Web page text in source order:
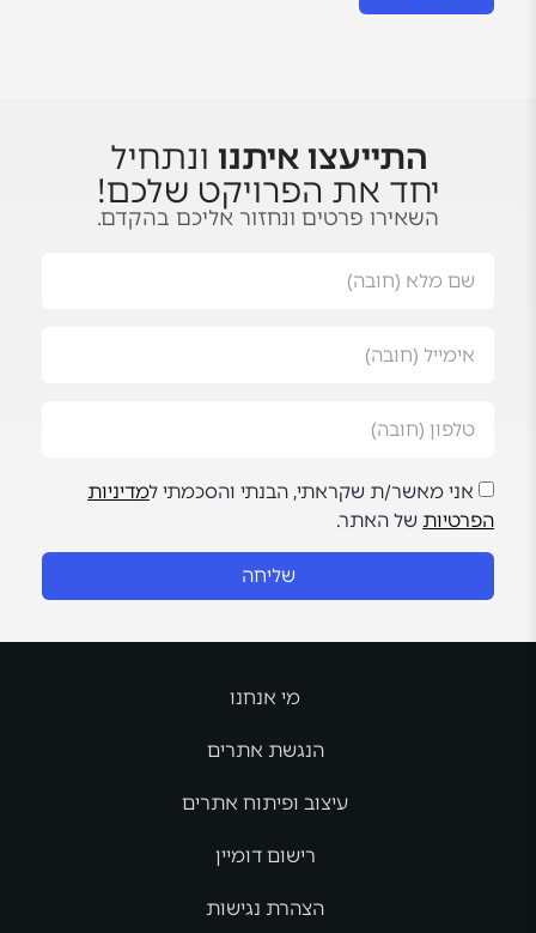
התייעצו איתנו ונתחיל
יחד את הפרויקט שלכם!
השאירו פרטים ונחזור אליכם בהקדם.
אני מאשר/ת שקראתי, הבנתי והסכמתי למדיניות
הפרטיות של האתר.
שליחה
מי אנחנו
הנגשת אתרים
עיצוב ופיתוח אתרים
רישום דומיין
הצהרת נגישות